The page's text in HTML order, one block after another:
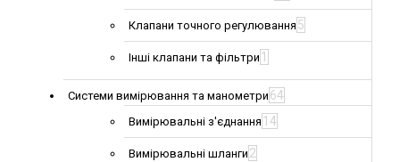
Клапани точного регулювання 5
Інші клапани та фільтри 1
Системи вимірювання та манометри 64
Вимірювальні з'єднання 14
Вимірювальні шланги 2